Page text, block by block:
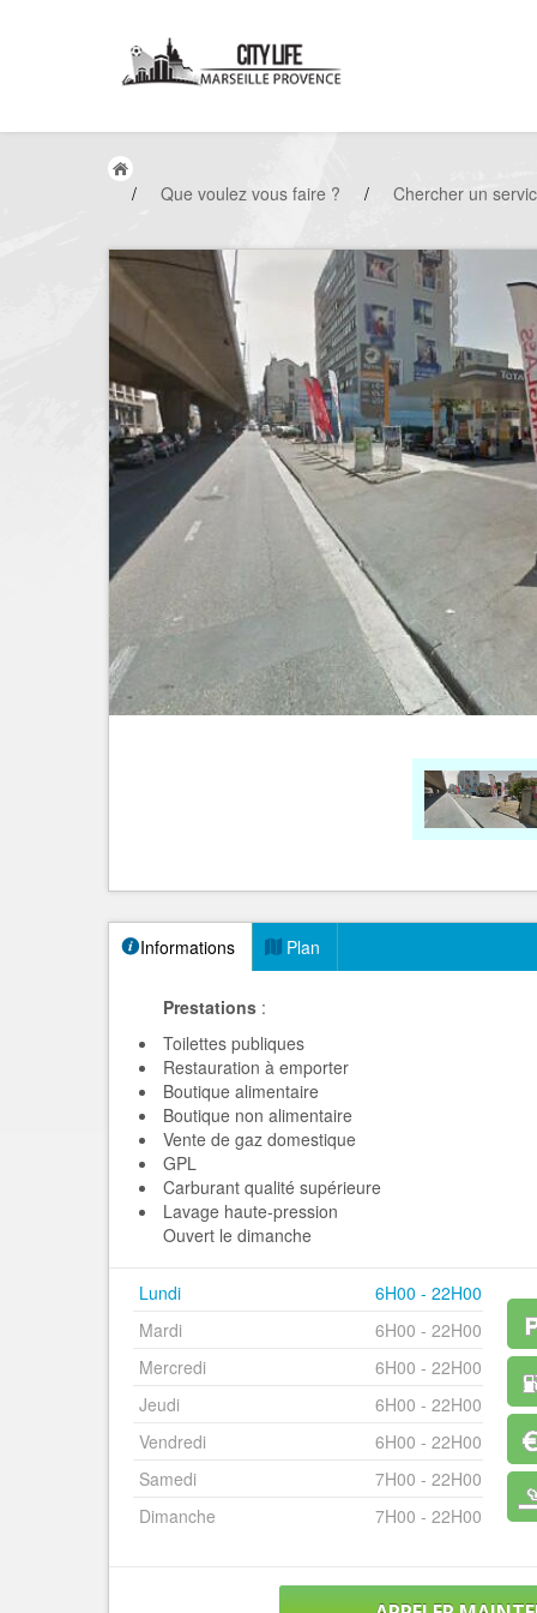
/ Que voulez vous faire ? / Chercher un
Informations Plan
Prestations :
Toilettes publiques
Restauration à emporter
Boutique alimentaire
Boutique non alimentaire
Vente de gaz domestique
GPL
Carburant qualité supérieure
Lavage haute-pression
Ouvert le dimanche
Lundi
6H00 - 22H00
Mardi
6H00 - 22H00
Mercredi
6H00 - 22H00
Jeudi
6H00 - 22H00
Vendredi
6H00 - 22H00
Samedi
7H00 - 22H00
Dimanche
7H00 - 22H00